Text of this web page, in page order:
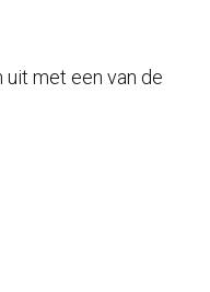
met een van de